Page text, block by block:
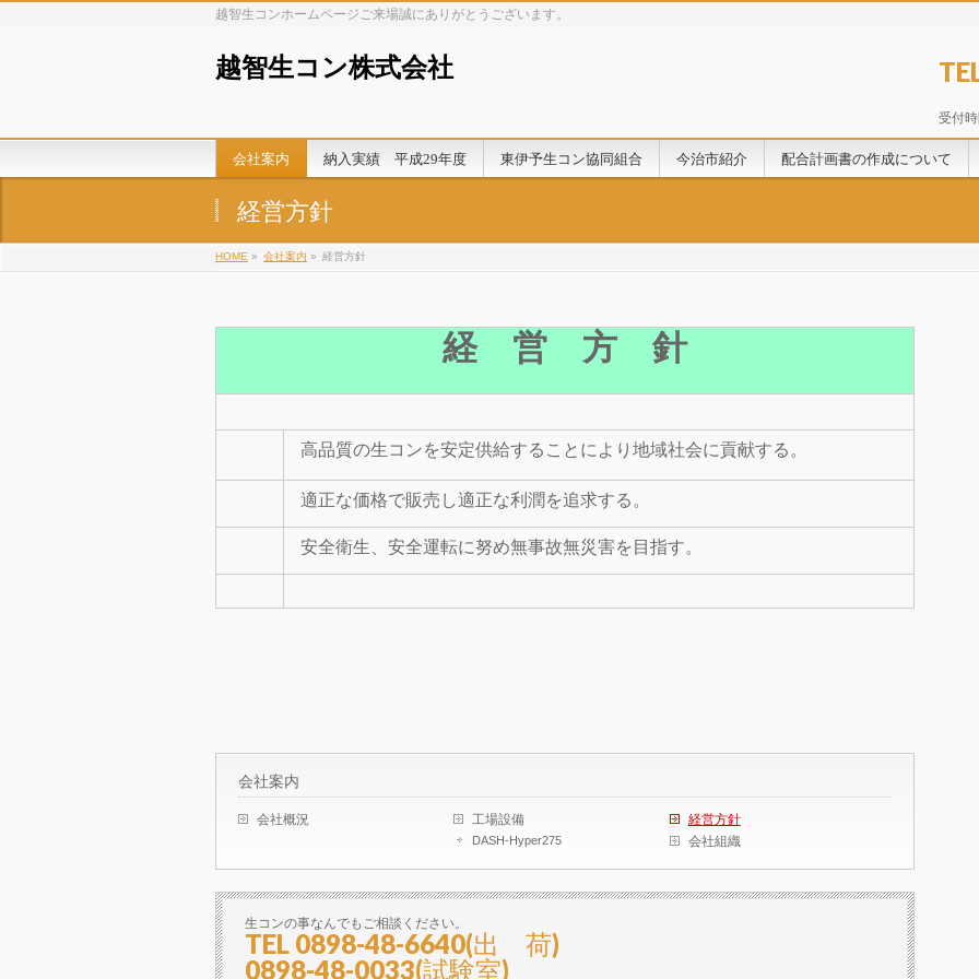
越智生コンホームページご来場誠にありがとうございます。
越智生コン株式会社
受付
会社案内 納入実績 平成29年度 東伊予生コン協同組合 今治市紹介 配合計画書の作成について
経営方針
HOME » 会社案内 » 経営方針
経 営 方 針
高品質の生コンを安定供給することにより地域社会に貢献する。
適正な価格で販売し適正な利潤を追求する。
安全衛生、安全運転に努め無事故無災害を目指す。
会社案内
会社概況 工場設備
DASH-Hyper275
経営方針
会社組織
生コンの事なんでもご相談ください。
TEL 0898-48-6640(出 荷)
0898-48-0033(試験室)